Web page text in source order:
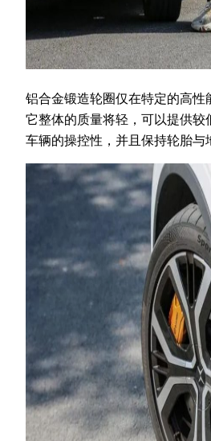
铝合金锻造轮圈仅在特定的高性
它整体的质量将轻，可以提供较
车辆的操控性，并且保持轮胎与